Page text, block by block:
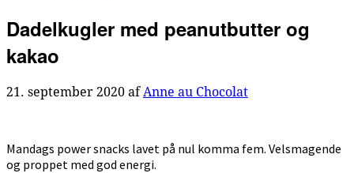
Dadelkugler med peanutbutter og
kakao
21. september 2020 afAnne au Chocolat
Mandags power snacks lavet på nul komma fem. Velsmagende
og proppet med god energi.